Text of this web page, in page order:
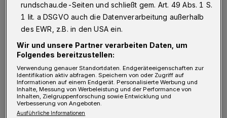
profitieren, in einem hochmodernen
medizinischen Umfeld zu lernen und zu
arbeiten.
„Unsere Partnerschaft hat sich als
wegweisend erwiesen, da sie uns ermöglicht,
medizinische Spitzenleistung und exzellente
akademische Ausbildung zu vereinen“,
rundschau.de-Seiten und schließt gem. Art. 49 Abs. 1 S.
1 lit. a DSGVO auch die Datenverarbeitung außerhalb
des EWR, z.B. in den USA ein.
Wir und unsere Partner verarbeiten Daten, um
Folgendes bereitzustellen:
Verwendung genauer Standortdaten. Endgeräteeigenschaften zur
Identifikation aktiv abfragen. Speichern von oder Zugriff auf
Informationen auf einem Endgerät. Personalisierte Werbung und
Inhalte, Messung von Werbeleistung und der Performance von
Inhalten, Zielgruppenforschung sowie Entwicklung und
Verbesserung von Angeboten.
Ausführliche Informationen